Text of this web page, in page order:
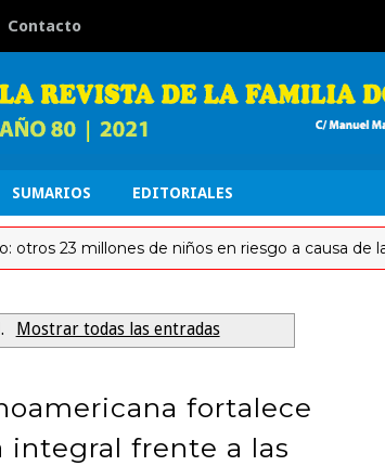
Contacto
SUMARIOS EDITORIALES
millones de niños en riesgo a causa de la guerra
. Mostrar todas las entradas
fortalece
integral frente a las